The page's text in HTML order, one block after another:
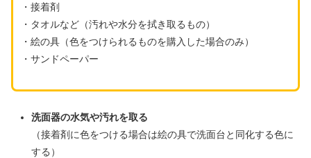
・接着剤
・タオルなど（汚れや水分を拭き取るもの）
・絵の具（色をつけられるものを購入した場合のみ）
・サンドペーパー
洗面器の水気や汚れを取る
（接着剤に色をつける場合は絵の具で洗面台と同化する色に
する）